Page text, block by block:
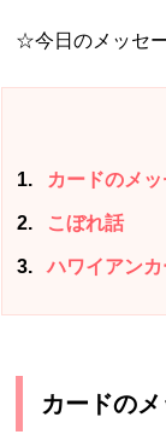
☆今日のメッセ
1 カードのメ
2 こぼれ話
3 ハワイアンカ
カードの